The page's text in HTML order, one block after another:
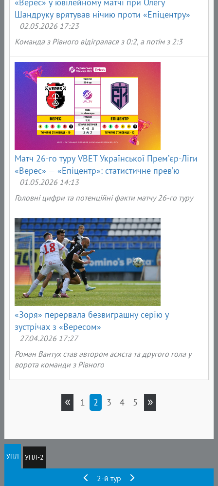
Шандруку врятував нічию проти «Епіцентру»
02.05.2026 17:23
Команда з Рівного відігралася з 0:2, а потім з 2:3
Матч 26-го туру VBET Української Прем’єр-Ліги
«Верес» — «Епіцентр»: статистичне прев’ю
01.05.2026 14:13
Головні цифри та потенційні факти матчу 26-го туру
«Зоря» перервала безвиграшну серію у
зустрічах з «Вересом»
27.04.2026 17:27
Роман Вантух став автором асиста та другого гола у
ворота команди з Рівного
« 1 2 3 4 5 »
УПЛ УПЛ-2
2-й тур